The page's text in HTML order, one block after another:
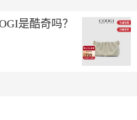
是酷奇吗？